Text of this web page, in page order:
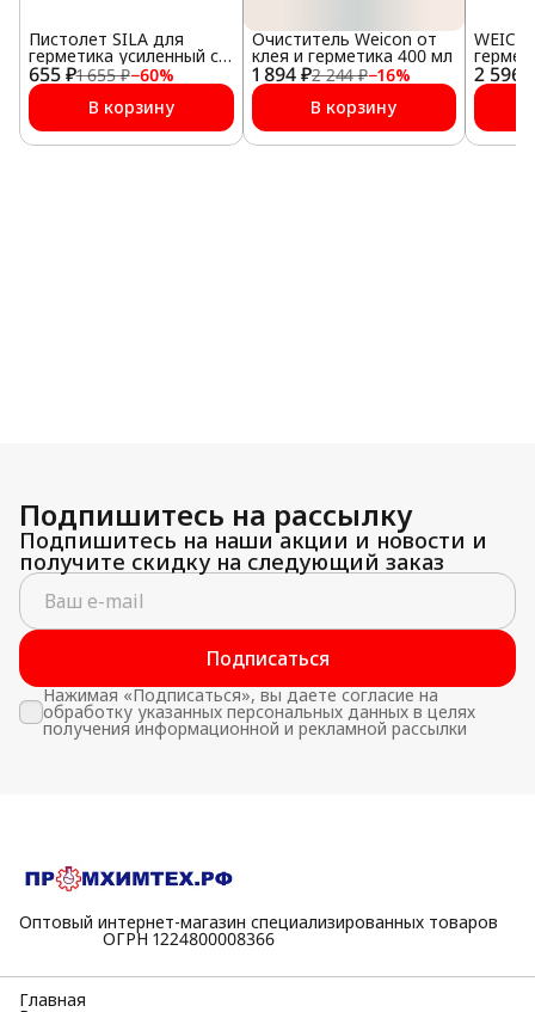
655 ₽1 655 ₽−60%
Пистолет SILA для
герметика усиленный с
регулятором подачи
В корзину
1 894 ₽2 244 ₽−16%
Очиститель Weicon от
клея и герметика 400 мл
В корзину
2 596
мл)
Подпишитесь на рассылку
Подпишитесь на наши акции и новости и
получите скидку на следующий заказ
Подписаться
Нажимая «Подписаться», вы даете согласие на
обработку указанных персональных данных в целях
получения информационной и рекламной рассылки
Оптовый интернет-магазин специализированных товаров
⠀⠀⠀⠀⠀⠀⠀ОГРН 1224800008366
Главная